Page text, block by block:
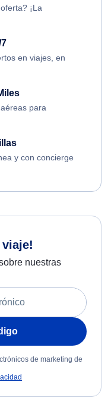
¡La
en viajes, en
para
y con concierge
viaje!
nuestras
de marketing de